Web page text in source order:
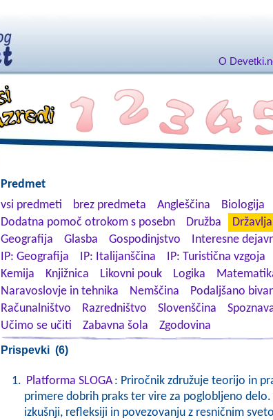
O
Predmet
vsi predmeti
brez predmeta Angleščina Biologija
Dodatna pomoč otrokom s posebn
Družba
Geografija
Glasba Gospodinjstvo Interesne
IP: Geografija
IP: Italijanščina IP: Turistična vzgoja
Kemija
Knjižnica Likovni pouk Logika
Naravoslovje in tehnika
Nemščina Podaljšano
Računalništvo
Razredništvo Slovenščina
Učimo se učiti
Zabavna šola Zgodovina
Prispevki (6)
Platforma SLOGA : Priročnik združuje teorijo in
primere dobrih praks ter vire za poglobljeno
izkušnji, refleksiji in povezovanju z resničnim